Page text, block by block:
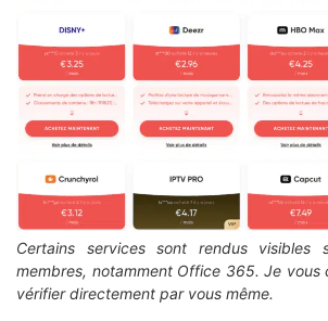
Certains services sont rendus visibles
membres, notamment Office 365. Je vous
vérifier directement par vous même.